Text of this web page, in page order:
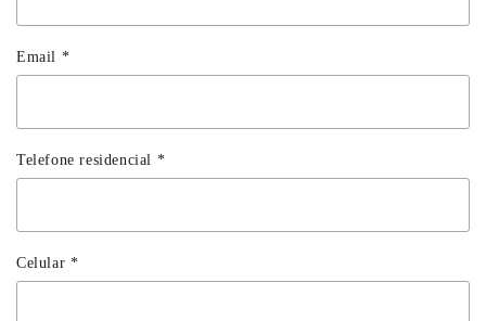
Email *
Telefone residencial *
Celular *